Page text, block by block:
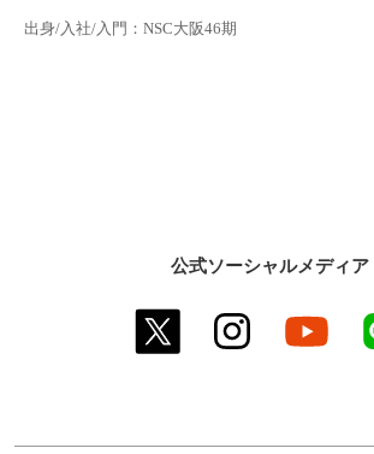
出身/入社/入門：NSC大阪46期
公式ソーシャルメディア
twitter instagram